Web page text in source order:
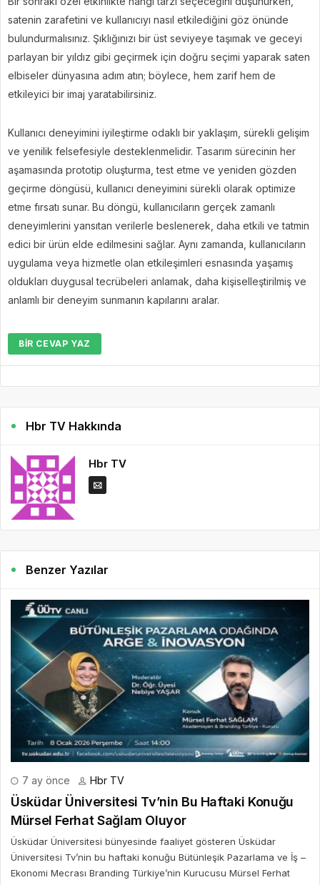
satenin zarafetini ve kullanıcıyı nasıl etkilediğini göz önünde
bulundurmalısınız. Şıklığınızı bir üst seviyeye taşımak ve geceyi
parlayan bir yıldız gibi geçirmek için doğru seçimi yaparak saten
elbiseler dünyasına adım atın; böylece, hem zarif hem de
etkileyici bir imaj yaratabilirsiniz.
Kullanıcı deneyimini iyileştirme odaklı bir yaklaşım, sürekli gelişim
ve yenilik felsefesiyle desteklenmelidir. Tasarım sürecinin her
aşamasında prototip oluşturma, test etme ve yeniden gözden
geçirme döngüsü, kullanıcı deneyimini sürekli olarak optimize
etme fırsatı sunar. Bu döngü, kullanıcıların gerçek zamanlı
deneyimlerini yansıtan verilerle beslenerek, daha etkili ve tatmin
edici bir ürün elde edilmesini sağlar. Aynı zamanda, kullanıcıların
uygulama veya hizmetle olan etkileşimleri esnasında yaşamış
oldukları duygusal tecrübeleri anlamak, daha kişiselleştirilmiş ve
anlamlı bir deneyim sunmanın kapılarını aralar.
BIR CEVAP YAZ
Hbr TV Hakkında
Hbr TV
Benzer Yazılar
7 ay önce Hbr TV
Üsküdar Üniversitesi Tv’nin Bu Haftaki Konuğu
Mürsel Ferhat Sağlam Oluyor
Üsküdar Üniversitesi bünyesinde faaliyet gösteren Üsküdar
Üniversitesi Tv’nin bu haftaki konuğu Bütünleşik Pazarlama ve İş –
Ekonomi Mecrası Branding Türkiye’nin Kurucusu Mürsel Ferhat